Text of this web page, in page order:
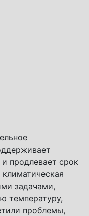
продлевает срок
климатическая
задачами,
температуру,
проблемы,